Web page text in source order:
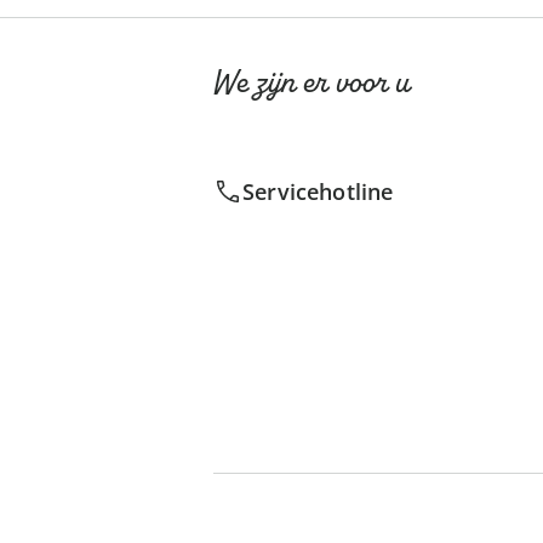
We zijn er voor u
Servicehotline